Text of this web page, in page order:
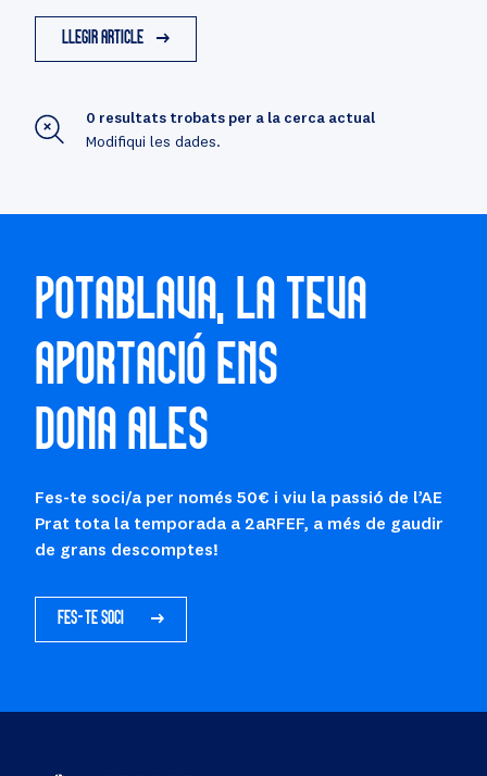
LLEGIR ARTICLE
0 resultats trobats per a la cerca actual
Modifiqui les dades.
POTABLAVA, LA TEVA
APORTACIÓ ENS
DONA ALES
Fes-te soci/a per només 50€ i viu la passió de l’AE
Prat tota la temporada a 2aRFEF, a més de gaudir
de grans descomptes!
FES-TE SOCI